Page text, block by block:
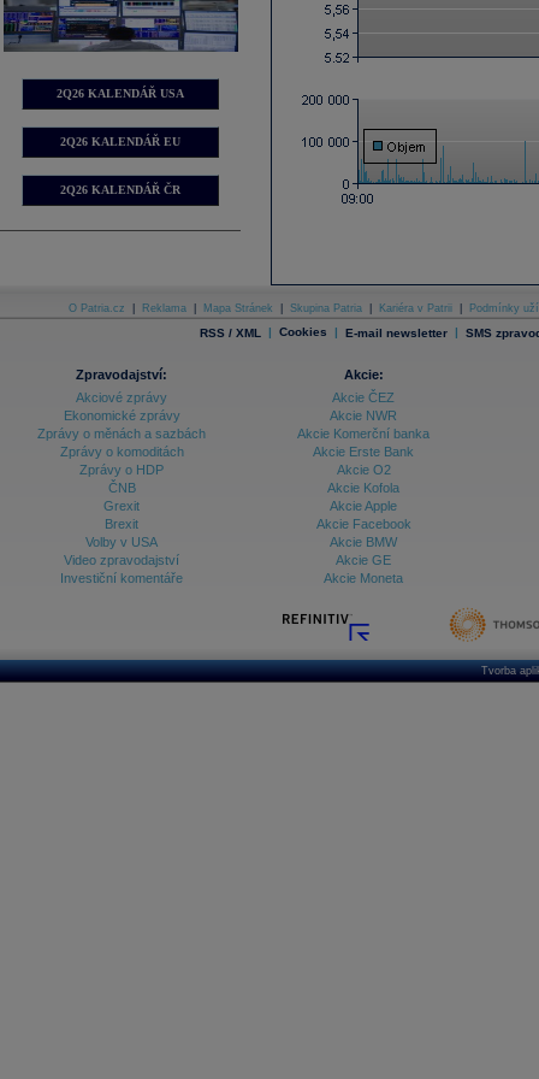
2Q26 KALENDÁŘ USA
2Q26 KALENDÁŘ EU
2Q26 KALENDÁŘ ČR
O Patria.cz Reklama Mapa Stránek Skupina Patria Kariéra v Patrii Podmínky
RSS / XML | Cookies | E-mail newsletter | SMS
Zpravodajství:
Akciové zprávy
Ekonomické zprávy
Zprávy o měnách a sazbách
Zprávy o komoditách
Zprávy o HDP
ČNB
Grexit
Brexit
Volby v USA
Video zpravodajství
Investiční komentáře
Akcie:
Akcie ČEZ
Akcie NWR
Akcie Komerční banka
Akcie Erste Bank
Akcie O2
Akcie Kofola
Akcie Apple
Akcie Facebook
Akcie BMW
Akcie GE
Akcie Moneta
Tvorba